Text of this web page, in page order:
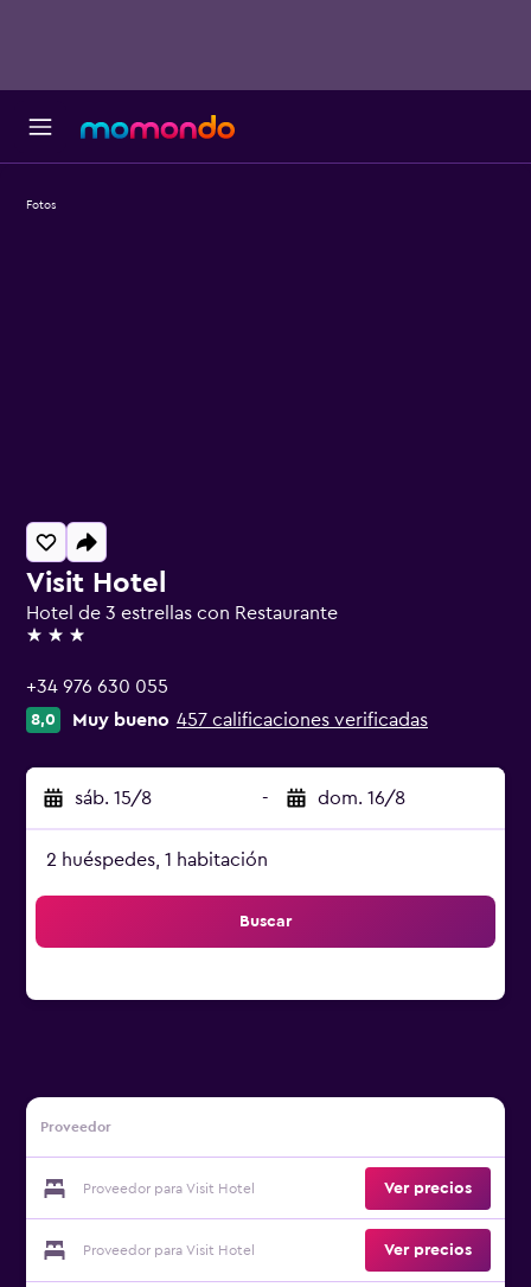
Visit Hotel
Hotel de 3 estrellas con Restaurante
3 estrellas
+34 976 630 055
8,0 Muy bueno 457 calificaciones verificadas
sáb. 15/8 - dom. 16/8
2 huéspedes, 1 habitación
Buscar
Proveedor
Proveedor para Visit Hotel Ver precios
Proveedor para Visit Hotel Ver precios
Fotos